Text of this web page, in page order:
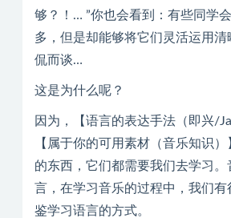
够？！… ”你也会看到：有些同学
多，但是却能够将它们灵活运用
侃而谈…
这是为什么呢？
因为，【语言的表达手法（即兴/
【属于你的可用素材（音乐知识）
的东西，它们都需要我们去学习
言，在学习音乐的过程中，我们有
鉴学习语言的方式。